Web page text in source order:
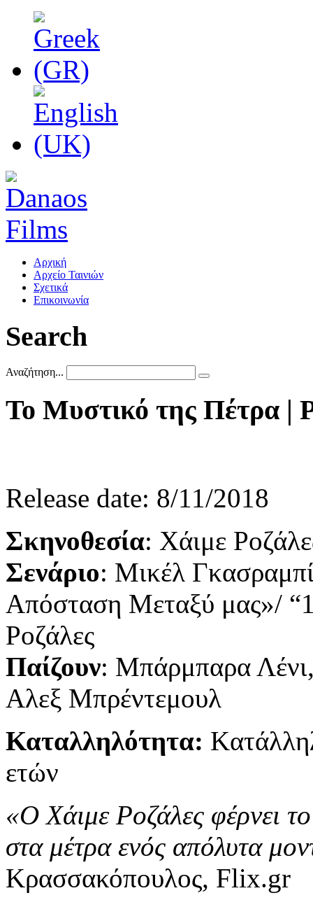
Αρχική
Αρχείο Ταινιών
Σχετικά
Επικοινωνία
Search
Αναζήτηση...
Το Μυστικό της Πέτρα |
Release date: 8/11/2018
Σκηνοθεσία: Χάιμε
Σενάριο: Μικέλ
Απόσταση Μεταξύ μας»/
Ροζάλες
Παίζουν: Μπάρμπαρα
Αλεξ Μπρέντεμουλ
Καταλληλότητα:
ετών
«Ο Χάιμε Ροζάλες φέρνει
στα μέτρα ενός απόλυτα
Κρασσακόπουλος, Flix.gr